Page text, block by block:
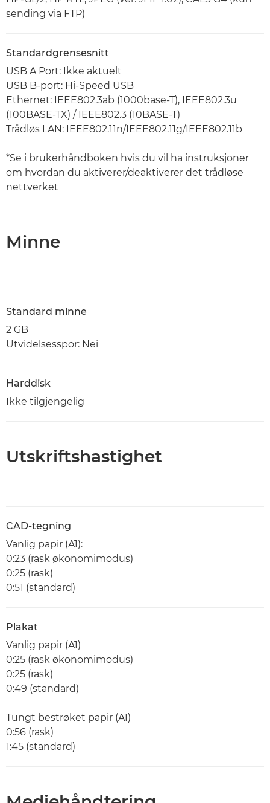
sending via FTP)
Standardgrensesnitt
USB A Port: Ikke aktuelt
USB B-port: Hi-Speed USB
Ethernet: IEEE802.3ab (1000base-T), IEEE802.3u
(100BASE-TX) / IEEE802.3 (10BASE-T)
Trådløs LAN: IEEE802.11n/IEEE802.11g/IEEE802.11b
*Se i brukerhåndboken hvis du vil ha instruksjoner
om hvordan du aktiverer/deaktiverer det trådløse
nettverket
Minne
Standard minne
2 GB
Utvidelsesspor: Nei
Harddisk
Ikke tilgjengelig
Utskriftshastighet
CAD-tegning
Vanlig papir (A1):
0:23 (rask økonomimodus)
0:25 (rask)
0:51 (standard)
Plakat
Vanlig papir (A1)
0:25 (rask økonomimodus)
0:25 (rask)
0:49 (standard)
Tungt bestrøket papir (A1)
0:56 (rask)
1:45 (standard)